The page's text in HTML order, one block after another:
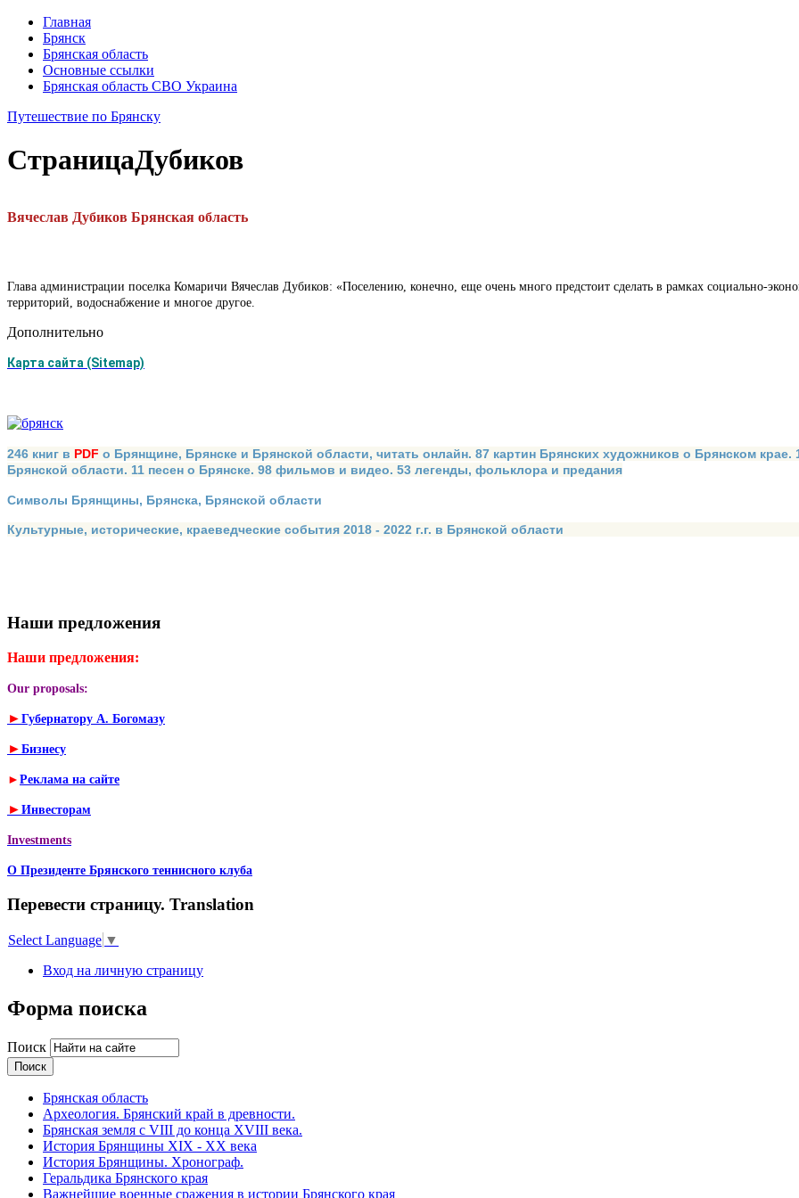
Главная
Брянск
Брянская область
Основные ссылки
Брянская область СВО Украина
Путешествие по Брянску
СтраницаДубиков
Вячеслав Дубиков Брянская область
Глава администрации поселка Комаричи Вячеслав Дубиков: «Поселению, конечно, еще очень много предстоит сделать в рамках социально-
территорий, водоснабжение и многое другое.
Дополнительно
Карта сайта (Sitemap)
246 книг в PDF о Брянщине, Брянске и Брянской области, читать онлайн. 87 картин Брянских художников о Брянском
Брянской области. 11 песен о Брянске. 98 фильмов и видео. 53 легенды, фольклора и предания
Символы Брянщины, Брянска, Брянской области
Культурные, исторические, краеведческие события 2018 - 2022 г.г. в Брянской области
Наши предложения
Наши предложения:
Our proposals:
► Губернатору А. Богомазу
► Бизнесу
► Реклама на сайте
► Инвесторам
Investments
О Президенте Брянского теннисного клуба
Перевести страницу. Translation
Select Language ▼
Вход на личную страницу
Форма поиска
Поиск
Брянская область
Археология. Брянский край в древности.
Брянская земля с VIII до конца XVIII века.
История Брянщины XIX - XX века
История Брянщины. Хронограф.
Геральдика Брянского края
Важнейшие военные сражения в истории Брянского края